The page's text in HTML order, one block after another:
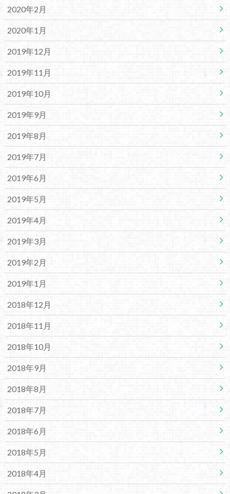
2020年2月
2020年1月
2019年12月
2019年11月
2019年10月
2019年9月
2019年8月
2019年7月
2019年6月
2019年5月
2019年4月
2019年3月
2019年2月
2019年1月
2018年12月
2018年11月
2018年10月
2018年9月
2018年8月
2018年7月
2018年6月
2018年5月
2018年4月